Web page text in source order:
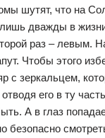
шутят, что на
дважды в
раз – левым.
Чтобы этого
с зеркальцем,
его в ту
А в глаз
безопасно